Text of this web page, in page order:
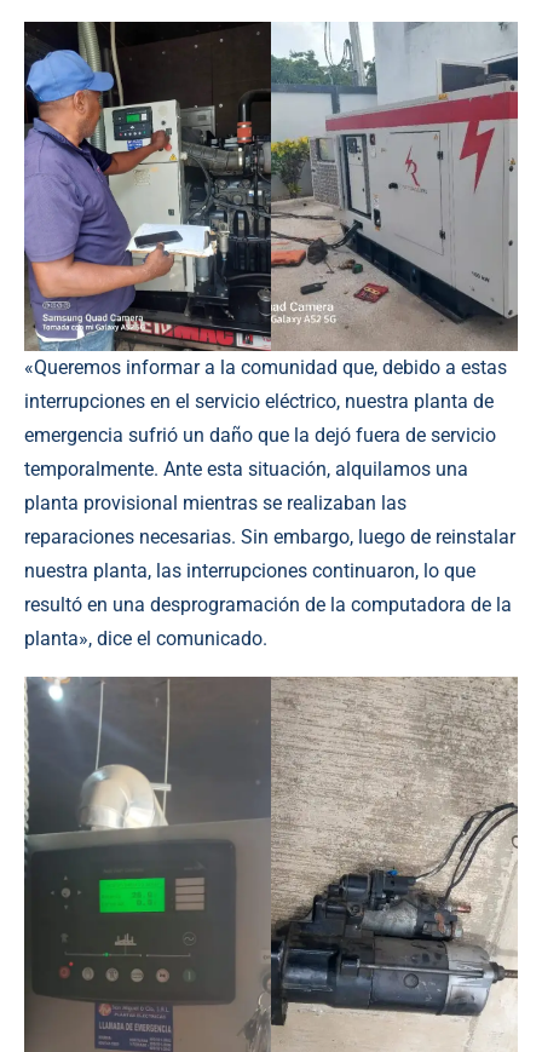
«Queremos informar a la comunidad que, debido a estas
interrupciones en el servicio eléctrico, nuestra planta de
emergencia sufrió un daño que la dejó fuera de servicio
temporalmente. Ante esta situación, alquilamos una
planta provisional mientras se realizaban las
reparaciones necesarias. Sin embargo, luego de reinstalar
nuestra planta, las interrupciones continuaron, lo que
resultó en una desprogramación de la computadora de la
planta», dice el comunicado.